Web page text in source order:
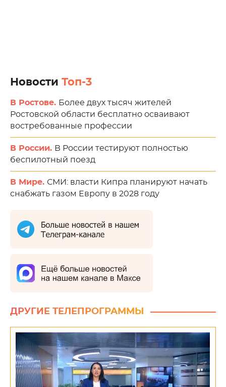
Новости Топ-3
В Ростове. Более двух тысяч жителей
Ростовской области бесплатно осваивают
востребованные профессии
В России. В России тестируют полностью
беспилотный поезд
В Мире. СМИ: власти Кипра планируют начать
снабжать газом Европу в 2028 году
ДРУГИЕ ТЕЛЕПРОГРАММЫ